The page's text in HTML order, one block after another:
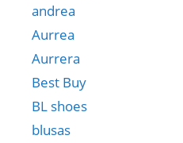
andrea
Aurrea
Aurrera
Best Buy
BL shoes
blusas